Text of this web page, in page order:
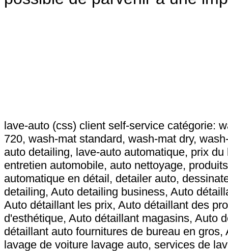
lave-auto (css) client self-service catégorie:
720, wash-mat standard, wash-mat dry,
auto detailing, lave-auto automatique, prix
entretien automobile, auto nettoyage,
automatique en détail, detailer auto,
detailing, Auto detailing business, Auto
Auto détaillant les prix, Auto détaillant des
d'esthétique, Auto détaillant magasins, Auto
détaillant auto fournitures de bureau en
lavage de voiture lavage auto, services de